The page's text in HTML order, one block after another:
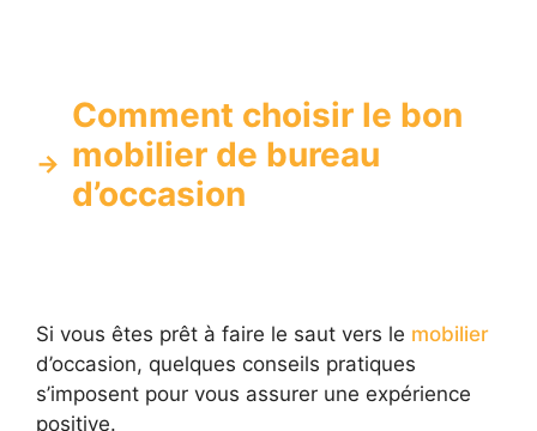
Comment choisir le bon
mobilier de bureau
d’occasion
Si vous êtes prêt à faire le saut vers le mobilier
d’occasion, quelques conseils pratiques
s’imposent pour vous assurer une expérience
positive.